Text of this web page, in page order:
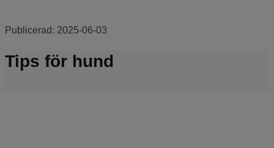
Publicerad: 2025-06-03
Tips för hund